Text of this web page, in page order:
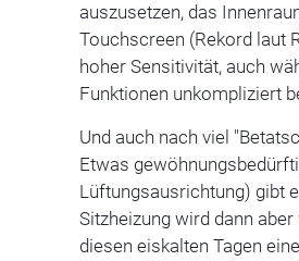
auszusetzen, das
Touchscreen (Rekord laut
hoher Sensitivität, auch
Funktionen unkompliziert
Und auch nach viel
Etwas
Lüftungsausrichtung) gibt
Sitzheizung wird dann
diesen eiskalten Tagen